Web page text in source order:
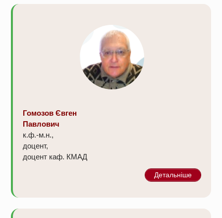
Гомозов Євген
Павлович
к.ф.-м.н.,
доцент,
доцент каф. КМАД
Детальніше